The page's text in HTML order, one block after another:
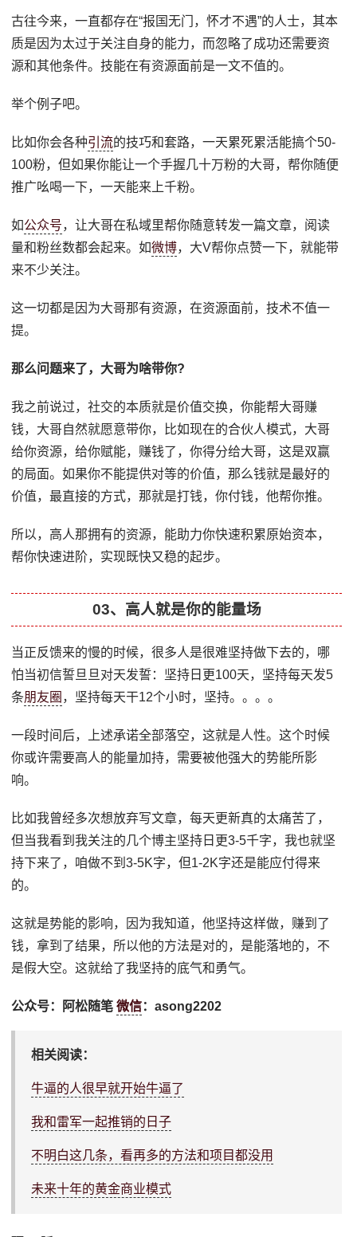
古往今来，一直都存在“报国无门，怀才不遇”的人士，其本
质是因为太过于关注自身的能力，而忽略了成功还需要资
源和其他条件。技能在有资源面前是一文不值的。
举个例子吧。
比如你会各种引流的技巧和套路，一天累死累活能搞个50-
100粉，但如果你能让一个手握几十万粉的大哥，帮你随便
推广吆喝一下，一天能来上千粉。
如公众号，让大哥在私域里帮你随意转发一篇文章，阅读
量和粉丝数都会起来。如微博，大V帮你点赞一下，就能带
来不少关注。
这一切都是因为大哥那有资源，在资源面前，技术不值一
提。
那么问题来了，大哥为啥带你?
我之前说过，社交的本质就是价值交换，你能帮大哥赚
钱，大哥自然就愿意带你，比如现在的合伙人模式，大哥
给你资源，给你赋能，赚钱了，你得分给大哥，这是双赢
的局面。如果你不能提供对等的价值，那么钱就是最好的
价值，最直接的方式，那就是打钱，你付钱，他帮你推。
所以，高人那拥有的资源，能助力你快速积累原始资本，
帮你快速进阶，实现既快又稳的起步。
03、高人就是你的能量场
当正反馈来的慢的时候，很多人是很难坚持做下去的，哪
怕当初信誓旦旦对天发誓：坚持日更100天，坚持每天发5
条朋友圈 ，坚持每天干12个小时，坚持。。。。
一段时间后，上述承诺全部落空，这就是人性。这个时候
你或许需要高人的能量加持，需要被他强大的势能所影
响。
比如我曾经多次想放弃写文章，每天更新真的太痛苦了，
但当我看到我关注的几个博主坚持日更3-5千字，我也就坚
持下来了，咱做不到3-5K字，但1-2K字还是能应付得来
的。
这就是势能的影响，因为我知道，他坚持这样做，赚到了
钱，拿到了结果，所以他的方法是对的，是能落地的，不
是假大空。这就给了我坚持的底气和勇气。
公众号：阿松随笔微信：asong2202
相关阅读：
牛逼的人很早就开始牛逼了
我和雷军一起推销的日子
不明白这几条，看再多的方法和项目都没用
未来十年的黄金商业模式